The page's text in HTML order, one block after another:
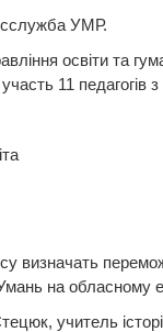
УМР.
освіти та
11 педагогів з
визначать
на обласному
учитель